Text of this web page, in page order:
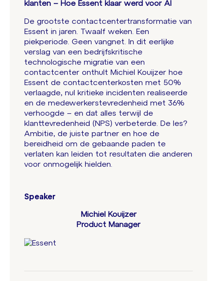
klanten – Hoe Essent klaar werd voor AI
De grootste contactcentertransformatie van
Essent in jaren. Twaalf weken. Een
piekperiode. Geen vangnet. In dit eerlijke
verslag van een bedrijfskritische
technologische migratie van een
contactcenter onthult Michiel Kouijzer hoe
Essent de contactcenterkosten met 50%
verlaagde, nul kritieke incidenten realiseerde
en de medewerkerstevredenheid met 36%
verhoogde – en dat alles terwijl de
klanttevredenheid (NPS) verbeterde. De les?
Ambitie, de juiste partner en hoe de
bereidheid om de gebaande paden te
verlaten kan leiden tot resultaten die anderen
voor onmogelijk hielden.
Speaker
Michiel Kouijzer
Product Manager